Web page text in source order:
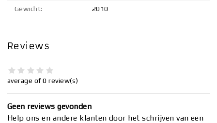
Gewicht: 2010
Reviews
average of 0 review(s)
Geen reviews gevonden
Help ons en andere klanten door het schrijven van een